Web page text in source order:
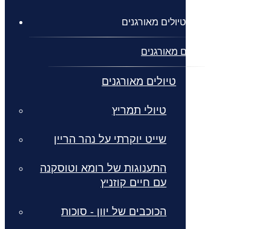
טיולים מאורגנים
טיולים מאורגנים
טיולים מאורגנים
טיולי תמריץ
שייט יוקרתי על נהר הריין
התענוגות של רומא וטוסקנה
עם חיים קוזניץ
הכוכבים של יוון - סוכות